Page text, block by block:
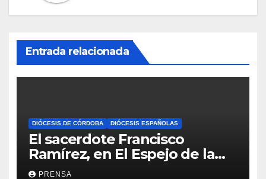
Entrada relacionada
DIÓCESIS DE CÓRDOBA DIÓCESIS ESPAÑOLAS
El sacerdote Francisco
Ramírez, en El Espejo de la
Iglesia
PRENSA